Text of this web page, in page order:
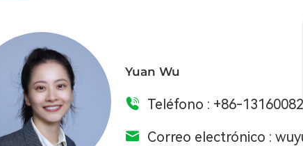
Yuan Wu
Teléfono : +86-
Correo electrónico :